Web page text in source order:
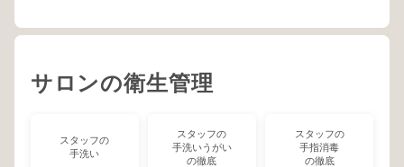
サロンの衛生管理
スタッフの
手洗い
スタッフの
手洗いうがい
の徹底
スタッフの
手指消毒
の徹底